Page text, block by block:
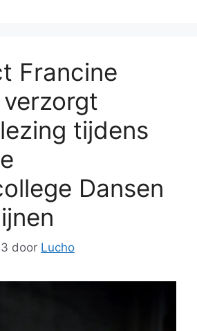
Francine
tijdens
Dansen
door Lucho